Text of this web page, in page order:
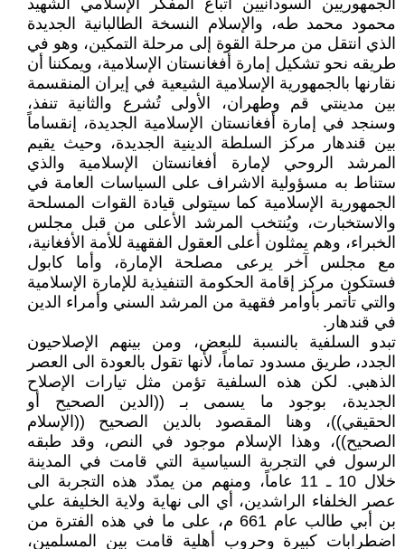
الجمهوريين السودانيين أتباع المفكر الإسلامي الشهيد
محمود محمد طه، والإسلام النسخة الطالبانية الجديدة
الذي انتقل من مرحلة القوة إلى مرحلة التمكين، وهو في
طريقه نحو تشكيل إمارة أفغانستان الإسلامية، ويمكننا أن
نقارنها بالجمهورية الإسلامية الشيعية في إيران المنقسمة
بين مدينتي قم وطهران، الأولى تُشرع والثانية تنفذ،
وسنجد في إمارة أفغانستان الإسلامية الجديدة، إنقساماً
بين قندهار مركز السلطة الدينية الجديدة، وحيث يقيم
المرشد الروحي لإمارة أفغانستان الإسلامية والذي
ستناط به مسؤولية الاشراف على السياسات العامة في
الجمهورية الإسلامية كما سيتولى قيادة القوات المسلحة
والاستخبارت، ويُنتخب المرشد الأعلى من قبل مجلس
الخبراء، وهم يمثلون أعلى العقول الفقهية للأمة الأفغانية،
مع مجلس آخر يرعى مصلحة الإمارة، وأما كابول
فستكون مركز إقامة الحكومة التنفيذية للإمارة الإسلامية
والتي تأتمر بأوامر فقهية من المرشد السني وأمراء الدين
في قندهار.
تبدو السلفية بالنسبة للبعض، ومن بينهم الإصلاحيون
الجدد، طريق مسدود تماماً، لأنها تقول بالعودة الى العصر
الذهبي. لكن هذه السلفية تؤمن مثل تيارات الإصلاح
الجديدة، بوجود ما يسمى بـ ((الدين الصحيح أو
الحقيقي))، وهنا المقصود بالدين الصحيح ((الإسلام
الصحيح))، وهذا الإسلام موجود في النص، وقد طبقه
الرسول في التجربة السياسية التي قامت في المدينة
خلال 10 ـ 11 عاماً، ومنهم من يمدّد هذه التجربة الى
عصر الخلفاء الراشدين، أي الى نهاية ولاية الخليفة علي
بن أبي طالب عام 661 م، على ما في هذه الفترة من
اضطرابات كبيرة وحروب أهلية قامت بين المسلمين،